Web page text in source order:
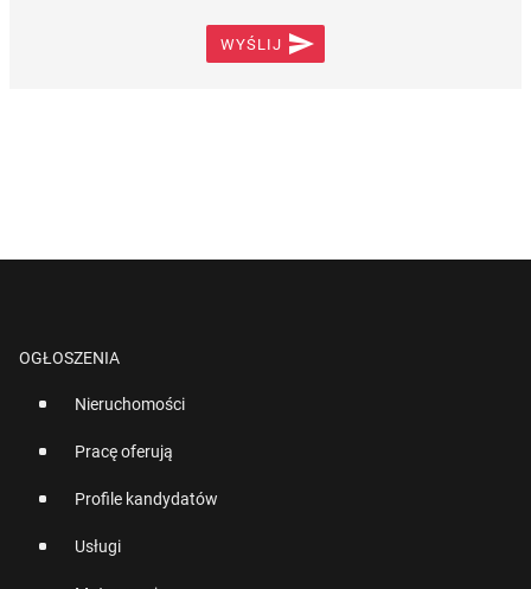
WYŚLIJ 
OGŁOSZENIA
Nieruchomości
Pracę oferują
Profile kandydatów
Usługi